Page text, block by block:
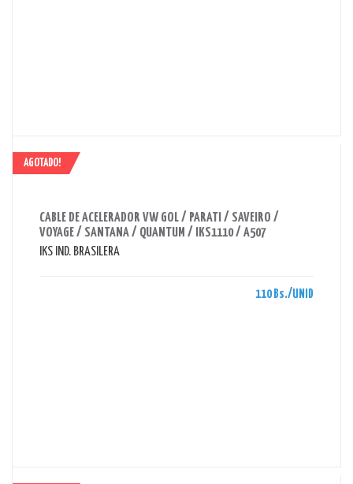
AGOTADO!
CABLE DE ACELERADOR VW GOL / PARATI / SAVEIRO /
VOYAGE / SANTANA / QUANTUM / IKS1110 / A507
IKS IND. BRASILERA
110 Bs./UNID